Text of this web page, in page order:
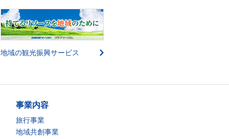
地域の観光振興サービス
事業内容
旅行事業
地域共創事業